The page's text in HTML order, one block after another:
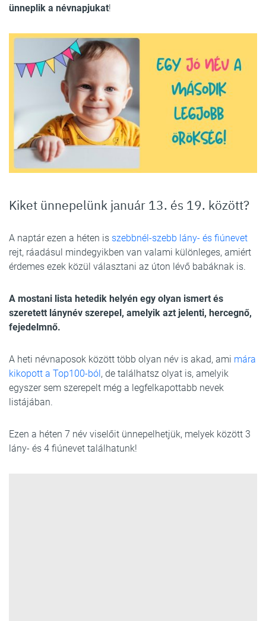
ünneplik a névnapjukat!
Kiket ünnepelünk január 13. és 19. között?
A naptár ezen a héten is szebbnél-szebb lány- és fiúnevet
rejt, ráadásul mindegyikben van valami különleges, amiért
érdemes ezek közül választani az úton lévő babáknak is.
A mostani lista hetedik helyén egy olyan ismert és
szeretett lánynév szerepel, amelyik azt jelenti, hercegnő,
fejedelmnő.
A heti névnaposok között több olyan név is akad, ami mára
kikopott a Top100-ból, de találhatsz olyat is, amelyik
egyszer sem szerepelt még a legfelkapottabb nevek
listájában.
Ezen a héten 7 név viselőit ünnepelhetjük, melyek között 3
lány- és 4 fiúnevet találhatunk!